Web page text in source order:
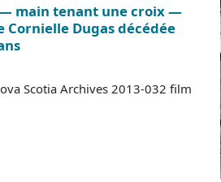
main tenant une croix —
Dugas décédée
Scotia Archives 2013-032 film